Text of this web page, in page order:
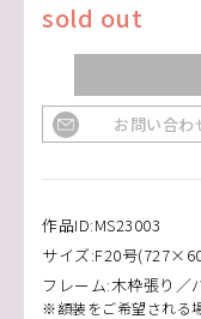
sold out
お問い合わ
作品ID:MS23003
サイズ:F20号
フレーム:木枠張り／
※額装をご希望される